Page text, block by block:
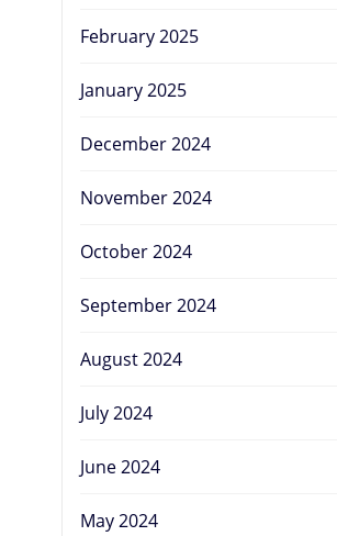
February 2025
January 2025
December 2024
November 2024
October 2024
September 2024
August 2024
July 2024
June 2024
May 2024